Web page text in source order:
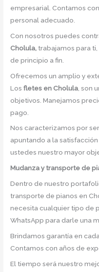
empresarial. Contamos
personal adecuado.
Con nosotros puedes
Cholula, trabajamos para
de principio a fin.
Ofrecemos un amplio y
Losfletes en Cholula , son
objetivos. Manejamos
pago.
Nos caracterizamos por
apuntando a la
ustedes nuestro mayor
Mudanza y transporte de
Dentro de nuestro
transporte de pianos en
necesita cualquier tipo de
WhatsApp para darle una
Brindamos garantía en
Contamos con años de
El tiempo será nuestro